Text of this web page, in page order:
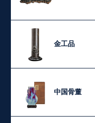
金工品
中国骨董